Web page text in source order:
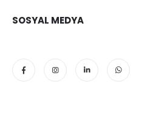
SOSYAL MEDYA